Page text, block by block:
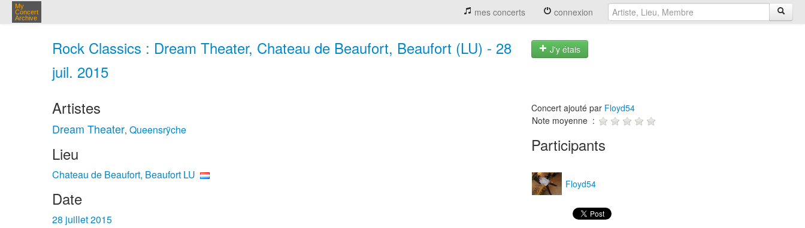
My
Concert
Archive
mes concerts connexion
Rock Classics : Dream Theater, Chateau de Beaufort, Beaufort (LU) - 28
juil. 2015
J'y étais
Artistes
Dream Theater, Queensrÿche
Lieu
Chateau de Beaufort, Beaufort LU
Date
28 juillet 2015
Concert ajouté par Floyd54
Note moyenne :
Participants
Floyd54